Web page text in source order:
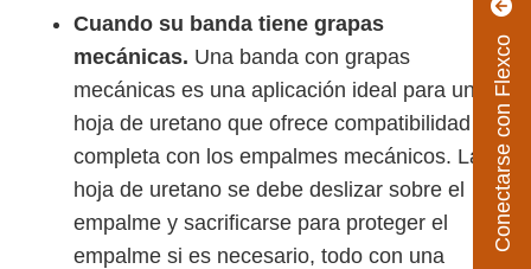
Conectarse con Flexco
Cuando su banda tiene grapas
mecánicas. Una banda con grapas
mecánicas es una aplicación ideal para una
hoja de uretano que ofrece compatibilidad
completa con los empalmes mecánicos. La
hoja de uretano se debe deslizar sobre el
empalme y sacrificarse para proteger el
empalme si es necesario, todo con una